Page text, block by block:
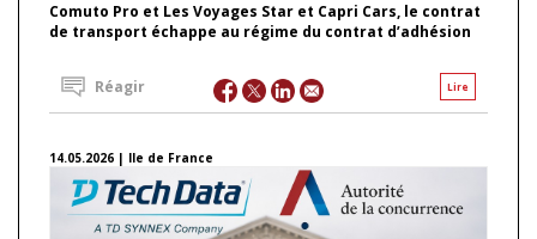
Comuto Pro et Les Voyages Star et Capri Cars, le contrat
de transport échappe au régime du contrat d’adhésion
Lire
Réagir
14.05.2026 | Ile de France